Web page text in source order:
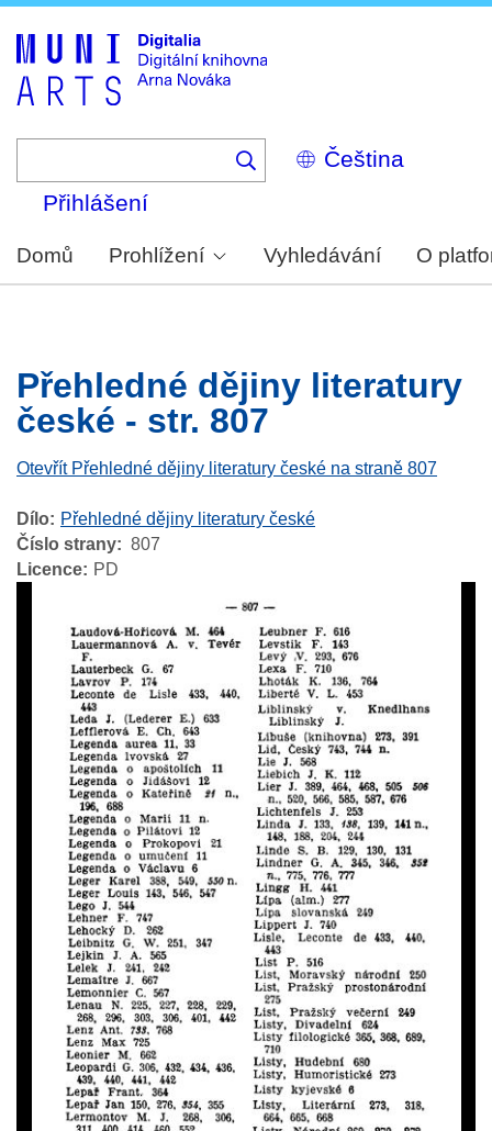
Select
your
Přihlášení
Domů Prohlížení Vyhledávání O
Přehledné dějiny literatury
české - str. 807
Otevřít Přehledné dějiny literatury české na straně 807
Dílo
Přehledné dějiny literatury české
Číslo strany
807
Licence
PD